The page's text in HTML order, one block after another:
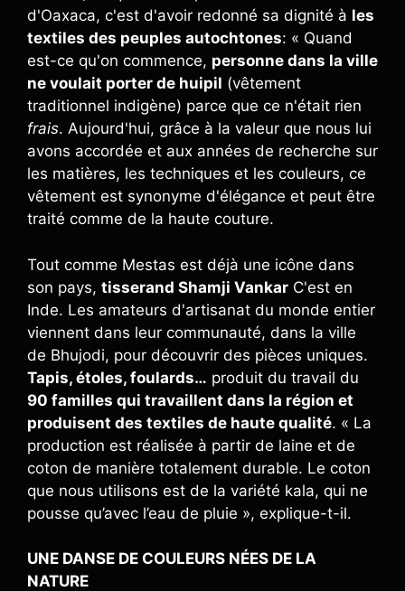
d'Oaxaca, c'est d'avoir redonné sa dignité à les
textiles des peuples autochtones: « Quand
est-ce qu'on commence, personne dans la ville
ne voulait porter de huipil (vêtement
traditionnel indigène) parce que ce n'était rien
frais. Aujourd'hui, grâce à la valeur que nous lui
avons accordée et aux années de recherche sur
les matières, les techniques et les couleurs, ce
vêtement est synonyme d'élégance et peut être
traité comme de la haute couture.
Tout comme Mestas est déjà une icône dans
son pays, tisserand Shamji Vankar C'est en
Inde. Les amateurs d'artisanat du monde entier
viennent dans leur communauté, dans la ville
de Bhujodi, pour découvrir des pièces uniques.
Tapis, étoles, foulards… produit du travail du
90 familles qui travaillent dans la région et
produisent des textiles de haute qualité. « La
production est réalisée à partir de laine et de
coton de manière totalement durable. Le coton
que nous utilisons est de la variété kala, qui ne
pousse qu’avec l’eau de pluie », explique-t-il.
UNE DANSE DE COULEURS NÉES DE LA
NATURE